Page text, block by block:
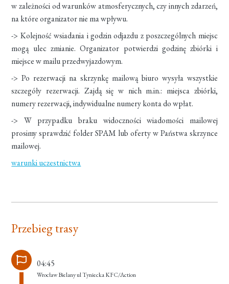
w zależności od warunków atmosferycznych, czy innych zdarzeń,
na które organizator nie ma wpływu.
-> Kolejność wsiadania i godzin odjazdu z poszczególnych miejsc
mogą ulec zmianie. Organizator potwierdzi godzinę zbiórki i
miejsce w mailu przedwyjazdowym.
-> Po rezerwacji na skrzynkę mailową biuro wysyła wszystkie
szczegóły rezerwacji. Zajdą się w nich m.in.: miejsca zbiórki,
numery rezerwacji, indywidualne numery konta do wpłat.
-> W przypadku braku widoczności wiadomości mailowej
prosimy sprawdzić folder SPAM lub oferty w Państwa skrzynce
mailowej.
warunki uczestnictwa
Przebieg trasy
04:45
Wrocław Bielany ul Tyniecka KFC/Action